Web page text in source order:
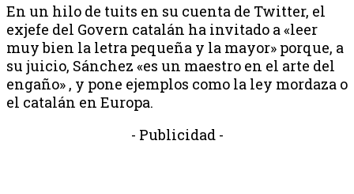
En un hilo de tuits en su cuenta de Twitter, el
exjefe del Govern catalán ha invitado a «leer
muy bien la letra pequeña y la mayor» porque, a
su juicio, Sánchez «es un maestro en el arte del
engaño» , y pone ejemplos como la ley mordaza o
el catalán en Europa.
- Publicidad -